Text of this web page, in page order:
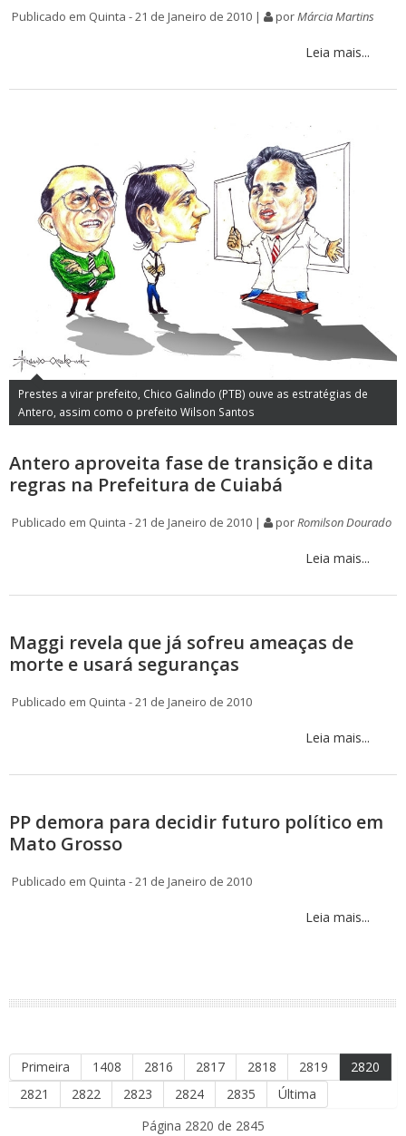
Publicado em Quinta - 21 de Janeiro de 2010 | porMárcia Martins
Leia mais...
Prestes a virar prefeito, Chico Galindo (PTB) ouve as estratégias de
Antero, assim como o prefeito Wilson Santos
Antero aproveita fase de transição e dita
regras na Prefeitura de Cuiabá
Publicado em Quinta - 21 de Janeiro de 2010 | porRomilson Dourado
Leia mais...
Maggi revela que já sofreu ameaças de
morte e usará seguranças
Publicado em Quinta - 21 de Janeiro de 2010
Leia mais...
PP demora para decidir futuro político em
Mato Grosso
Publicado em Quinta - 21 de Janeiro de 2010
Leia mais...
Primeira 1408 2816 2817 2818 2819
2820
2821
2822 2823 2824 2835
Última
Página 2820 de 2845